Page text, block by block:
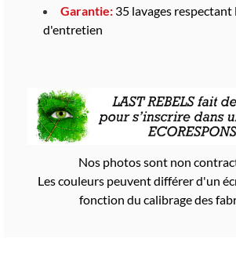
Garantie: 35 lavages respectant
d'entretien
Nos photos sont non
Les couleurs peuvent différer d'un
fonction du calibrage des